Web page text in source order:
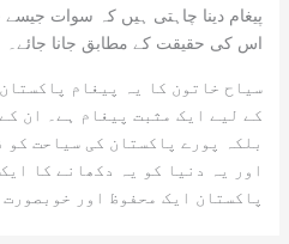
پیغام دینا چاہتی ہیں کہ سوات جیسے
اس کی حقیقت کے مطابق جانا جائے۔
سیاح خاتون کا یہ پیغام
کے لیے ایک مثبت پیغام ہے۔ ان
بلکہ پورے پاکستان کی سیاحت کو
اور یہ دنیا کو یہ دکھانے کا
پاکستان ایک محفوظ اور خوبصورت